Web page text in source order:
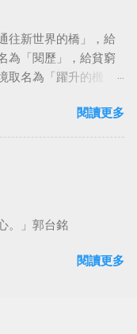
往新世界的橋」，給
為「閱歷」，給貧窮
名為「躍升的機
事。#超譯尼采 — 中
May 23, 2023
閱讀更多
。」郭台銘
閱讀更多